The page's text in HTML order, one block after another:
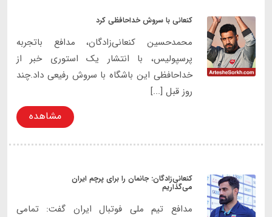
کنعانی با سروش خداحافظی کرد
محمدحسین کنعانی‌زادگان، مدافع باتجربه
پرسپولیس، با انتشار یک استوری خبر از
خداحافظی این باشگاه با سروش رفیعی داد.چند
روز قبل [...]
مشاهده
کنعانی‌زادگان: جانمان را برای پرچم ایران
می‌گذاریم
مدافع تیم ملی فوتبال ایران گفت: تمامی